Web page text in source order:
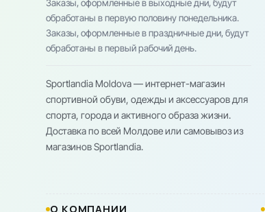
Заказы, оформленные в выходные дни, будут
обработаны в первую половину понедельника.
Заказы, оформленные в праздничные дни, будут
обработаны в первый рабочий день.
Sportlandia Moldova — интернет-магазин
спортивной обуви, одежды и аксессуаров для
спорта, города и активного образа жизни.
Доставка по всей Молдове или самовывоз из
магазинов Sportlandia.
О КОМПАНИИ